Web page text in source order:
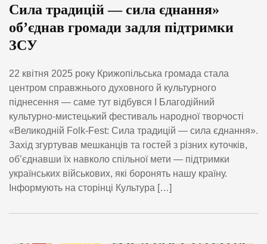
Сила традицій — сила єднання»
об’єднав громади задля підтримки
ЗСУ
22 квітня 2025 року Крижопільська громада стала
центром справжнього духовного й культурного
піднесення — саме тут відбувся І Благодійний
культурно-мистецький фестиваль народної творчості
«Великодній Folk-Fest: Сила традицій — сила єднання».
Захід згуртував мешканців та гостей з різних куточків,
об’єднавши їх навколо спільної мети — підтримки
українських військових, які боронять нашу країну.
Інформують на сторінці Культура […]